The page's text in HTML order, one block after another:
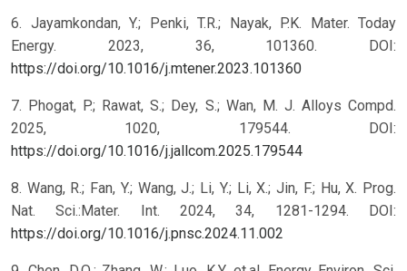
6. Jayamkondan, Y.; Penki, T.R.; Nayak, P.K. Mater. Today
Energy. 2023, 36, 101360. DOI:
https://doi.org/10.1016/j.mtener.2023.101360
7. Phogat, P.; Rawat, S.; Dey, S.; Wan, M. J. Alloys Compd.
2025, 1020, 179544. DOI:
https://doi.org/10.1016/j.jallcom.2025.179544
8. Wang, R.; Fan, Y.; Wang, J.; Li, Y.; Li, X.; Jin, F.; Hu, X. Prog.
Nat. Sci.:Mater. Int. 2024, 34, 1281-1294. DOI:
https://doi.org/10.1016/j.pnsc.2024.11.002